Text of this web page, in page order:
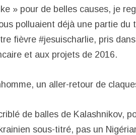
» pour de belles causes, je
polluaient déjà une partie du
fièvre #jesuischarlie, pris
et aux projets de 2016.
un aller-retour de
de balles de Kalashnikov,
sous-titré, pas un